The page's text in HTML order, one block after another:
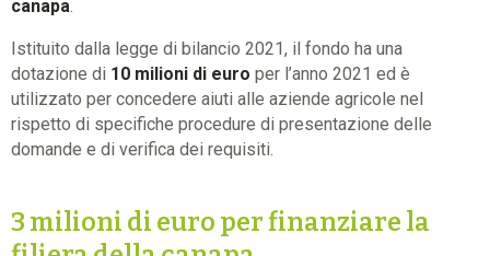
canapa.
Istituito dalla legge di bilancio 2021, il fondo ha una
dotazione di 10 milioni di euro per l’anno 2021 ed è
utilizzato per concedere aiuti alle aziende agricole nel
rispetto di specifiche procedure di presentazione delle
domande e di verifica dei requisiti.
3 milioni di euro per finanziare la